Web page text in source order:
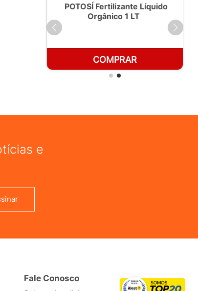
POTOSÍ Fertilizante Líquido
Orgânico 1 LT
COMPRAR
e
Fale Conosco